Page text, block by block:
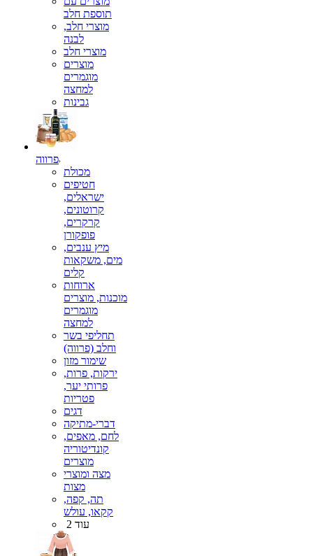
תוספת חלב
מוצרי חלב,
לבנה
מוצרי חלב
מוצרים
מוגמרים
למחצה
גבינות
פרווה
מכולת
חטיפים
ישראלים,
קרוטונים,
קרקרים,
פופקורן
מיץ ענבים,
מים, משקאות
קלים
ארוחות
מוכנות, מוצרים
מוגמרים
למחצה
תחליפי בשר
וחלב (פרווה)
שימור מזון
ירקות, פרות,
פרותי יער,
פטריות
דגים
דברי-מתיקה
לחם, מאפים,
קונדיטוריה
מוצרים
מצה ומוצרי
מצות
תה, קפה,
קקאו, עולש
עוד 2